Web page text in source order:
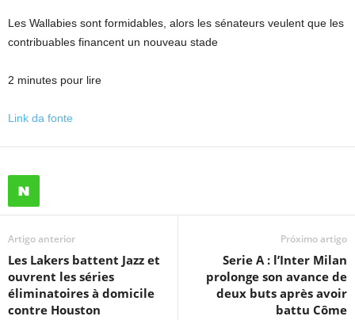
Les Wallabies sont formidables, alors les sénateurs veulent que les
contribuables financent un nouveau stade
2 minutes pour lire
Link da fonte
Artigo anterior
Les Lakers battent Jazz et
ouvrent les séries
éliminatoires à domicile
contre Houston
Próximo artigo
Serie A : l’Inter Milan
prolonge son avance de
deux buts après avoir
battu Côme